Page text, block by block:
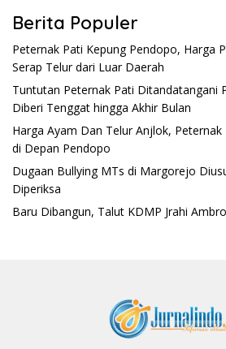
Berita Populer
Peternak Pati Kepung Pendopo, Harga
Serap Telur dari Luar Daerah
Tuntutan Peternak Pati Ditandatangani
Diberi Tenggat hingga Akhir Bulan
Harga Ayam Dan Telur Anjlok,
di Depan Pendopo
Dugaan Bullying MTs di Margorejo
Diperiksa
Baru Dibangun, Talut KDMP Jrahi